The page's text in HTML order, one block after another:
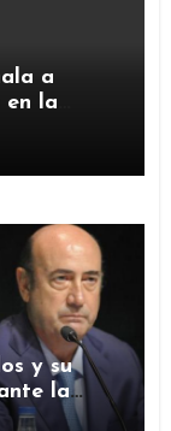
a
en la
y su
la